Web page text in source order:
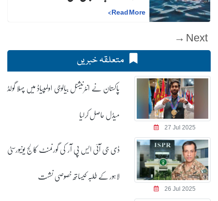
Read More
>
Next →
متعلقہ خبریں
27 Jul 2025
پاکستان نے انٹرنیشنل بیالوجی اولمپیاڈ میں پہلا گولڈ
میڈل حاصل کرلیا
26 Jul 2025
ڈی جی آئی ایس پی آر کی گورنمنٹ کالج یونیورسٹی
لاہور کے طلبہ کیساتھ خصوصی نشست